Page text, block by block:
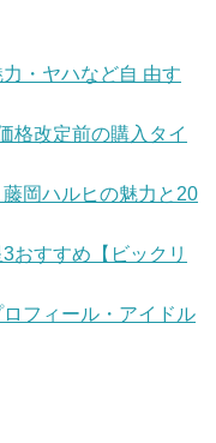
・ヤハなど自 由す
格改定前の購入タイ
岡ハルヒの魅力と20
おすすめ【ビックリ
フィール・アイドル